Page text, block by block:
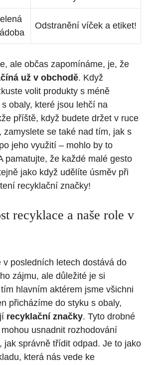
Odstranění víček a etiket!
ale občas zapomínáme, je, že
už v obchodě. Když
volit produkty s méně
obaly, které jsou lehčí na
příště, když budete držet v ruce
zamyslete se také nad tím, jak s
jeho využití – mohlo by to
pamatujte, že každé malé gesto
jako když udělíte úsměv při
recyklační značky!
recyklace a naše role v
v posledních letech dostává do
zájmu, ale důležité je si
hlavním aktérem jsme všichni
přicházíme do styku s obaly,
recyklační značky. Tyto drobné
usnadnit rozhodování
jak správně třídit odpad. Je to jako
která nás vede ke